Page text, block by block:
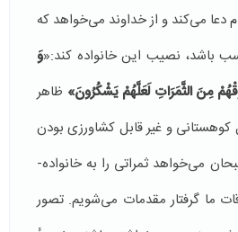
دعا می‌کند و از خداوند می‌خواهد که
باشد، نصیب این خانواده کند:«وَ
مِنَ الثَّمَرَاتِ لَعَلَّهُمْ يَشْكُرُونَ» ظاهر
و غیر قابل کشاورزی بودن
می‌خواهد ثمراتی را به خانواده‌­
ما گرفتار مقدمات می‌شویم. تصور